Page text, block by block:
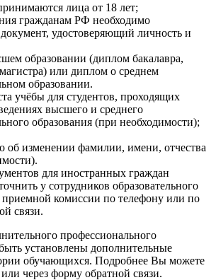
лица от 18 лет;
гражданам РФ необходимо
документ, удостоверяющий личность и
образовании (диплом бакалавра,
или диплом о среднем
образовании.
учёбы для студентов, проходящих
высшего и среднего
образования (при необходимости);
об изменении фамилии, имени, отчества
для иностранных граждан
у сотрудников образовательного
комиссии по телефону или по
связи.
профессионального
установлены дополнительные
обучающихся. Подробнее Вы можете
через форму обратной связи.